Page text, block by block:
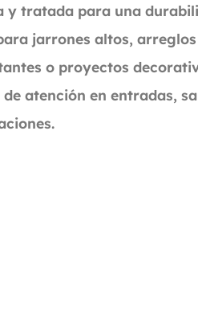
y tratada para una
jarrones altos,
o proyectos
atención en entradas,